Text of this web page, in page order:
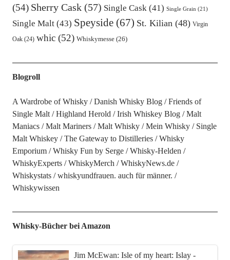
(54) Sherry Cask(57) Single Cask(41) Single Grain (21)
Single Malt(43) Speyside(67) St. Kilian(48) Virgin
Oak(24) whic(52) Whiskymesse(26)
Blogroll
A Wardrobe of Whisky Danish Whisky Blog
Friends of
Single Malt
Highland Herold Irish Whiskey Blog
Malt
Maniacs
Malt Mariners Malt Whisky Mein Whisky
Single
Malt Whiskey
The Gateway to Distilleries
Whisky
Emporium
Whisky Fun by Serge
Whisky-Helden
WhiskyExperts
WhiskyMerch
WhiskyNews.de
Whiskystats
whiskyundfrauen. auch für männer.
Whiskywissen
Whisky-Bücher bei Amazon
Jim McEwan: Isle of my heart: Islay -